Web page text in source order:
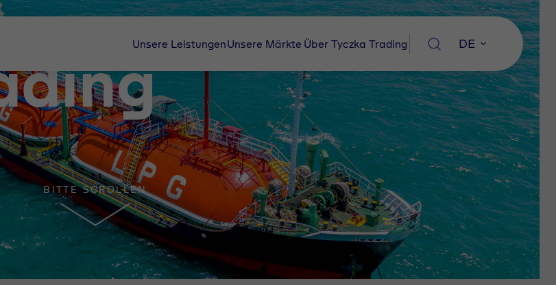
Unsere LeistungenUnsere Märkte Über Tyczka Trading DE
BITTE SCROLLEN